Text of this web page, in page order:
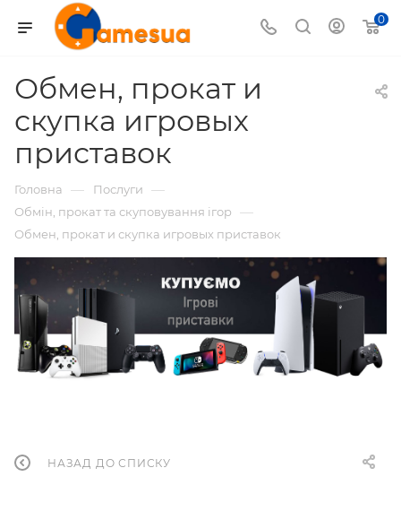
0
Обмен, прокат и
скупка игровых
приставок
Головна — Послуги —
Обмін, прокат та скуповування ігор —
Обмен, прокат и скупка игровых приставок
НАЗАД ДО СПИСКУ